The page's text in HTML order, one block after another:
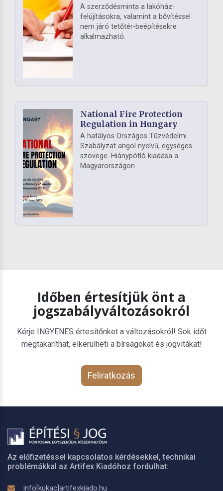
A szerződésminta a lakóház-
felújításokra, valamint a bővítéssel
nem járó tetőtér-beépítésekre
alkalmazható.
National Fire Protection
Regulation in Hungary
A hatályos Országos Tűzvédelmi
Szabályzat angol nyelvű, egységes
szövege. Hiánypótló kiadása a
Magyarországon
Időben értesítjük önt a
jogszabályváltozásokról
Kérje INGYENES értesítőnket a változásokról! Sok időt
megtakaríthat, elkerülheti a bírságokat és jogvitákat!
Feliratkozás
Az előfizetéssel kapcsolatos kérdésekkel, technikai
problémákkal az Artifex Kiadóhoz fordulhat:
info[kukac]artifexkiado.hu